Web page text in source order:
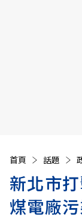
首頁 話題
新北市
煤電廠